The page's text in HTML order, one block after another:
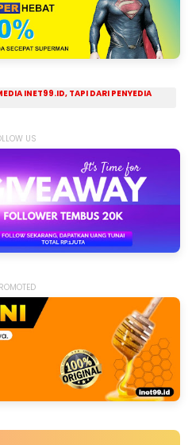
INET99.ID, TAPI DARI PENYEDIA
US